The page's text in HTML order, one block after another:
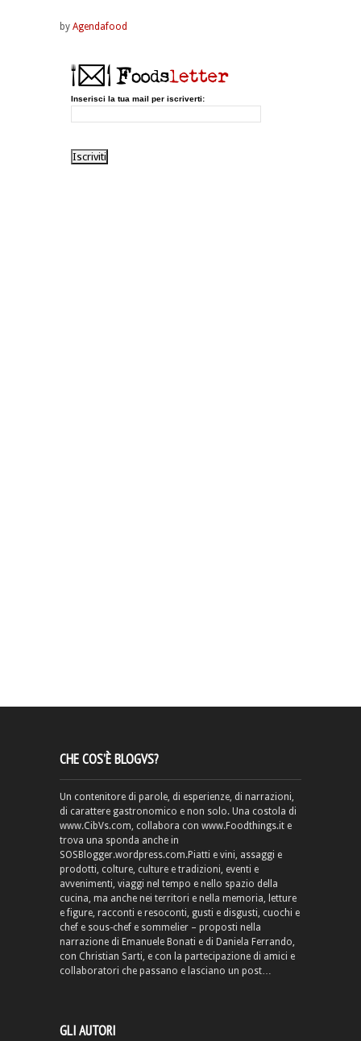
by Agendafood
Inserisci la tua mail per iscriverti:
CHE COS’È BLOGVS?
Un contenitore di parole, di esperienze, di narrazioni,
di carattere gastronomico e non solo. Una costola di
www.CibVs.com, collabora con www.Foodthings.it e
trova una sponda anche in
SOSBlogger.wordpress.com.Piatti e vini, assaggi e
prodotti, colture, culture e tradizioni, eventi e
avvenimenti, viaggi nel tempo e nello spazio della
cucina, ma anche nei territori e nella memoria, letture
e figure, racconti e resoconti, gusti e disgusti, cuochi e
chef e sous-chef e sommelier – proposti nella
narrazione di Emanuele Bonati e di Daniela Ferrando,
con Christian Sarti, e con la partecipazione di amici e
collaboratori che passano e lasciano un post…
GLI AUTORI